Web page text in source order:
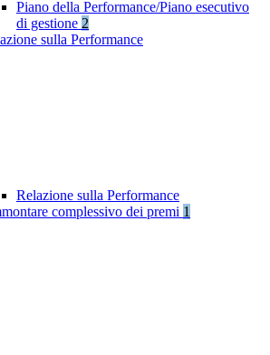
Piano della Performance/Piano esecutivo
di gestione 2
sulla Performance
Relazione sulla Performance
complessivo dei premi 1